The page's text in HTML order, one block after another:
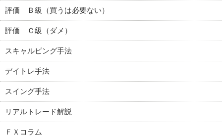
評価 Ｂ級（買うは必要ない）
評価 Ｃ級（ダメ）
スキャルピング手法
デイトレ手法
スイング手法
リアルトレード解説
ＦＸコラム